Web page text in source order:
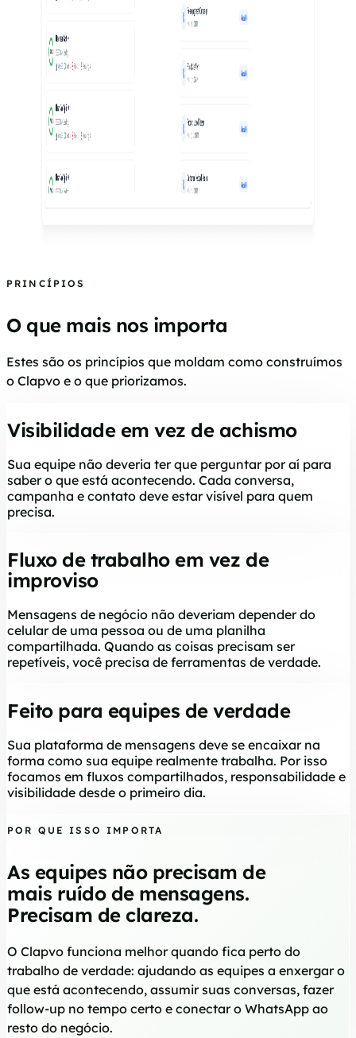
PRINCÍPIOS
O que mais nos importa
Estes são os princípios que moldam como construímos
o Clapvo e o que priorizamos.
Visibilidade em vez de achismo
Sua equipe não deveria ter que perguntar por aí para
saber o que está acontecendo. Cada conversa,
campanha e contato deve estar visível para quem
precisa.
Fluxo de trabalho em vez de
improviso
Mensagens de negócio não deveriam depender do
celular de uma pessoa ou de uma planilha
compartilhada. Quando as coisas precisam ser
repetíveis, você precisa de ferramentas de verdade.
Feito para equipes de verdade
Sua plataforma de mensagens deve se encaixar na
forma como sua equipe realmente trabalha. Por isso
focamos em fluxos compartilhados, responsabilidade e
visibilidade desde o primeiro dia.
POR QUE ISSO IMPORTA
As equipes não precisam de
mais ruído de mensagens.
Precisam de clareza.
O Clapvo funciona melhor quando fica perto do
trabalho de verdade: ajudando as equipes a enxergar o
que está acontecendo, assumir suas conversas, fazer
follow-up no tempo certo e conectar o WhatsApp ao
resto do negócio.